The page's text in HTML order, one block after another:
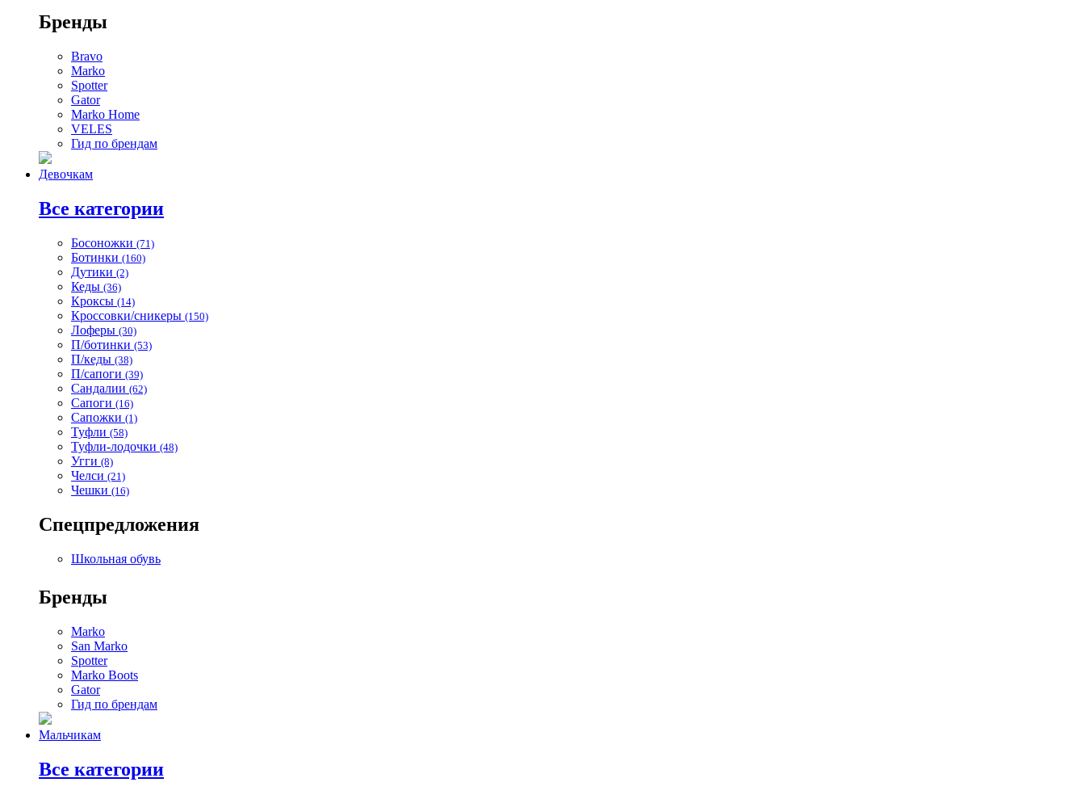
Бренды
Bravo
Marko
Spotter
Gator
Marko Home
VELES
Гид по брендам
Девочкам
Все категории
Босоножки (71)
Ботинки (160)
Дутики (2)
Кеды (36)
Кроксы (14)
Кроссовки/сникеры (150)
Лоферы (30)
П/ботинки (53)
П/кеды (38)
П/сапоги (39)
Сандалии (62)
Сапоги (16)
Сапожки (1)
Туфли (58)
Туфли-лодочки (48)
Угги (8)
Челси (21)
Чешки (16)
Спецпредложения
Школьная обувь
Бренды
Marko
San Marko
Spotter
Marko Boots
Gator
Гид по брендам
Мальчикам
Все категории